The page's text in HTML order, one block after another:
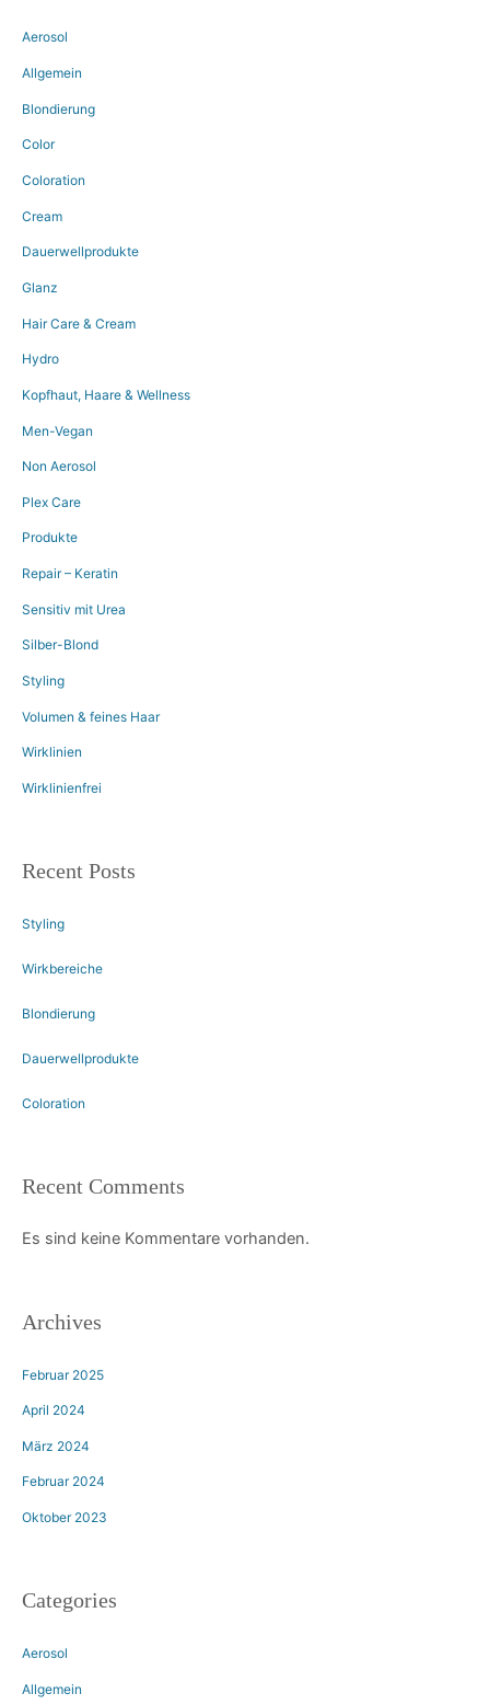
Aerosol
Allgemein
Blondierung
Color
Coloration
Cream
Dauerwellprodukte
Glanz
Hair Care & Cream
Hydro
Kopfhaut, Haare & Wellness
Men-Vegan
Non Aerosol
Plex Care
Produkte
Repair – Keratin
Sensitiv mit Urea
Silber-Blond
Styling
Volumen & feines Haar
Wirklinien
Wirklinienfrei
Recent Posts
Styling
Wirkbereiche
Blondierung
Dauerwellprodukte
Coloration
Recent Comments
Es sind keine Kommentare vorhanden.
Archives
Februar 2025
April 2024
März 2024
Februar 2024
Oktober 2023
Categories
Aerosol
Allgemein